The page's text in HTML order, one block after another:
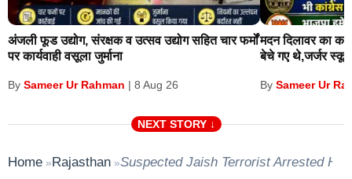
अंजली फूड उद्योग, संरक्षक व उत्सव उद्योग सहित चार फर्मों
पर कार्यवाही वसूला जुर्माना
By Sameer Ur Rahman | 8 Aug 26
मदन दिलावर का
बेचे गए थे,जर्जर
By Sameer Ur
NEXT STORY ↓
Home »Rajasthan »Suspected Jaish Terrorist Arrested